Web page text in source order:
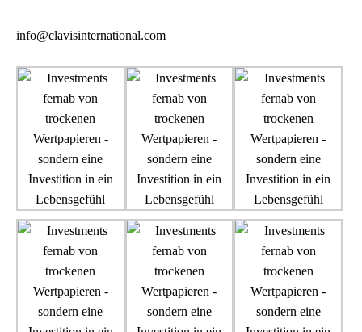
info@clavisinternational.com